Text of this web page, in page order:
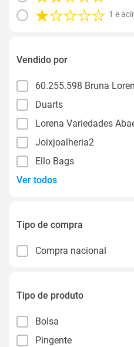
1 e
Vendido por
60.255.598 Bruna
Duarts
Lorena Variedades
Joixjoalheria2
Ello Bags
Ver todos
Tipo de compra
Compra nacional
Tipo de produto
Bolsa
Pingente